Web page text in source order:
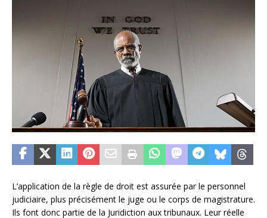
L’application de la règle de droit est assurée par le personnel
judiciaire, plus précisément le juge ou le corps de magistrature.
Ils font donc partie de la Juridiction aux tribunaux. Leur réelle